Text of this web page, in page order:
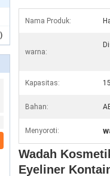
Nama Produk:
warna:
Kapasitas:
Bahan:
Menyoroti:
Wadah
Eyeliner